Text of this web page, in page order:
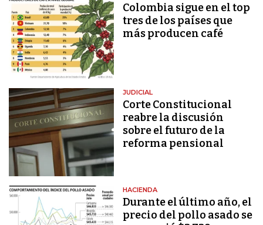
Colombia sigue en el top
tres de los países que
más producen café
JUDICIAL
Corte Constitucional
reabre la discusión
sobre el futuro de la
reforma pensional
HACIENDA
Durante el último año, el
precio del pollo asado se